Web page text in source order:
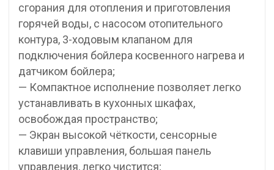
сгорания для отопления и приготовления
горячей воды, с насосом отопительного
контура, 3-ходовым клапаном для
подключения бойлера косвенного нагрева и
датчиком бойлера;
— Компактное исполнение позволяет легко
устанавливать в кухонных шкафах,
освобождая пространство;
— Экран высокой чёткости, сенсорные
клавиши управления, большая панель
управления, легко чистится;